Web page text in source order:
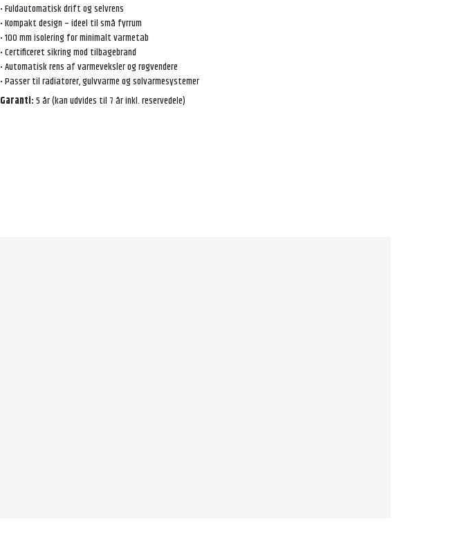
• Fuldautomatisk drift og selvrens
• Kompakt design – ideel til små fyrrum
• 100 mm isolering for minimalt varmetab
• Certificeret sikring mod tilbagebrand
• Automatisk rens af varmeveksler og røgvendere
• Passer til radiatorer, gulvvarme og solvarmesystemer
Garanti:5 år (kan udvides til 7 år inkl. reservedele)